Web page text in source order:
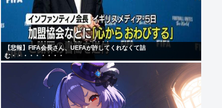
【悲報】FIFA会長さん、UEFAが許してくれなくて詰
む・・・・・・・・・